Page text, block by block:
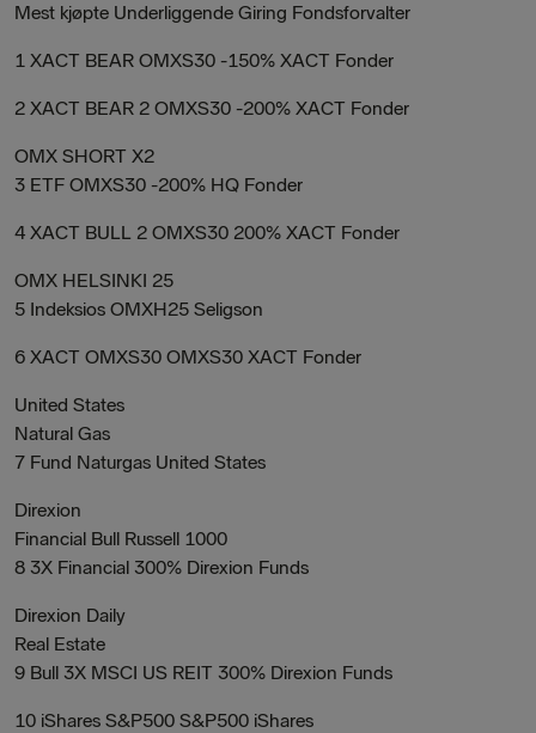
Mest kjøpte Underliggende Giring Fondsforvalter
1 XACT BEAR OMXS30 -150% XACT Fonder
2 XACT BEAR 2 OMXS30 -200% XACT Fonder
OMX SHORT X2
3 ETF OMXS30 -200% HQ Fonder
4 XACT BULL 2 OMXS30 200% XACT Fonder
OMX HELSINKI 25
5 Indeksios OMXH25 Seligson
6 XACT OMXS30 OMXS30 XACT Fonder
United States
Natural Gas
7 Fund Naturgas United States
Direxion
Financial Bull Russell 1000
8 3X Financial 300% Direxion Funds
Direxion Daily
Real Estate
9 Bull 3X MSCI US REIT 300% Direxion Funds
10 iShares S&P500 S&P500 iShares